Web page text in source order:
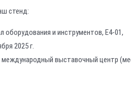
стенд:
оборудования и инструментов, E4-01,
2025 г.
выставочный центр